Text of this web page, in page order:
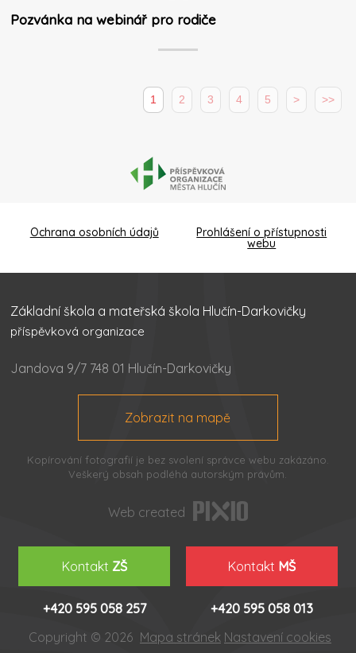
Pozvánka na webinář pro rodiče
1 2 3 4 5 > >>
Ochrana osobních údajů Prohlášení o přístupnosti
webu
Základní škola a mateřská škola Hlučín-Darkovičky
příspěvková organizace
Jandova 9/7 748 01 Hlučín-Darkovičky
Zobrazit na mapě
Kopírování fotografií je bez svolení správce webu zakázáno.
Veškerý obsah podléhá autorským právům.
Web created
Kontakt ZŠ
+420 595 058 257
Kontakt MŠ
+420 595 058 013
Copyright © 2026 Mapa stránek Nastavení cookies